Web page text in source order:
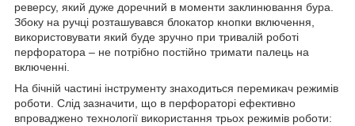
реверсу, який дуже доречний в моменти заклинювання бура.
Збоку на ручці розташувався блокатор кнопки включення,
використовувати який буде зручно при тривалій роботі
перфоратора – не потрібно постійно тримати палець на
включенні.
На бічній частині інструменту знаходиться перемикач режимів
роботи. Слід зазначити, що в перфораторі ефективно
впроваджено технології використання трьох режимів роботи: